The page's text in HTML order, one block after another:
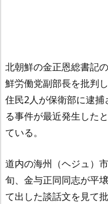
北朝鮮の金正恩総書記
鮮労働党副部長を批判
住民2人が保衛部に逮
る事件が最近発生した
ている。
道内の海州（ヘジュ）
旬、金与正同同志が平
て出した談話文を見て